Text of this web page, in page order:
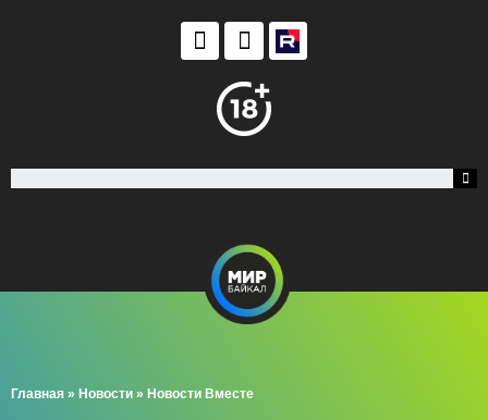
Главная » Новости » Новости Вместе